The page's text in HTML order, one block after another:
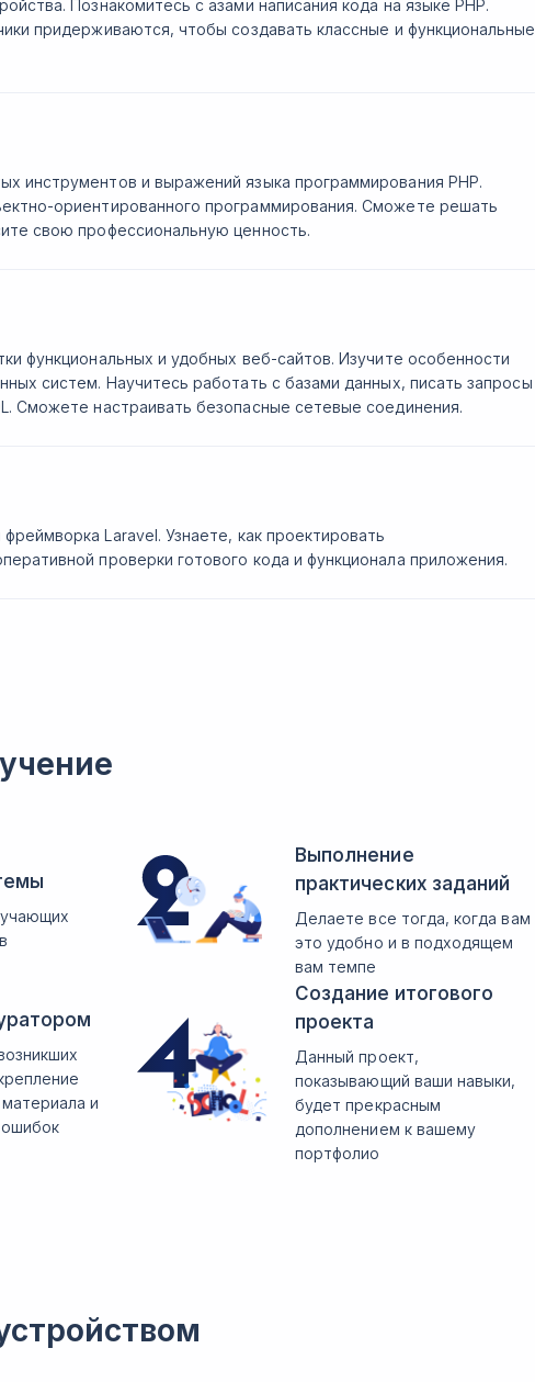
Познакомитесь с азами написания кода на языке PHP.
придерживаются, чтобы создавать классные и функциональные
инструментов и выражений языка программирования РHP.
ориентированного программирования. Сможете решать
свою профессиональную ценность.
функциональных и удобных веб-сайтов. Изучите особенности
систем. Научитесь работать с базами данных, писать запросы
Сможете настраивать безопасные сетевые соединения.
Laravel. Узнаете, как проектировать
проверки готового кода и функционала приложения.
Выполнение
практических заданий
Делаете все тогда, когда вам
это удобно и в подходящем
вам темпе
и
Создание итогового
проекта
Данный проект,
показывающий ваши навыки,
будет прекрасным
дополнением к вашему
портфолио